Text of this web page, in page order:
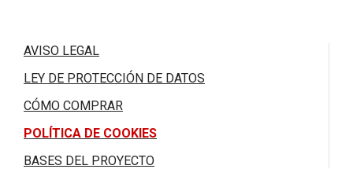
AVISO LEGAL
LEY DE PROTECCIÓN DE DATOS
CÓMO COMPRAR
POLÍTICA DE COOKIES
BASES DEL PROYECTO